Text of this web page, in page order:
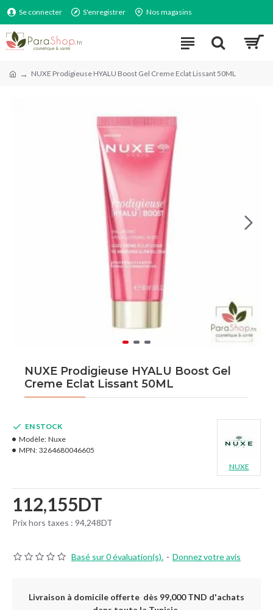
Se connecter S'enregistrer Nos magasins
NUXE Prodigieuse HYALU Boost Gel Creme Eclat Lissant 50ML
NUXE Prodigieuse HYALU Boost Gel
Creme Eclat Lissant 50ML
Basé sur 0 évaluation(s). - Donnez votre avis
112,155DT
Prix hors taxes : 94,248DT
EN STOCK
Modèle: Nuxe
MPN: 3264680046605
NUXE
Livraison à domicile offerte dès 99,000 TND d'achats